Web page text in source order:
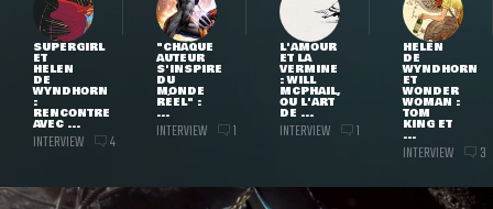
SUPERGIRL
ET
HELEN
DE
WYNDHORN
:
RENCONTRE
AVEC ...
INTERVIEW 4
"CHAQUE
AUTEUR
S'INSPIRE
DU
MONDE
RÉEL" :
...
INTERVIEW 1
L'AMOUR
ET LA
VERMINE
: WILL
MCPHAIL,
OU L'ART
DE ...
INTERVIEW 1
HELEN
DE
WYNDHORN
ET
WONDER
WOMAN :
TOM
KING ET
...
INTERVIEW 3